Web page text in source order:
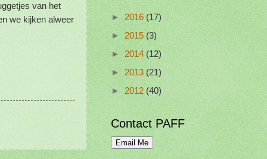
van het
we kijken alweer
► 2016 (17)
► 2015 (3)
► 2014 (12)
► 2013 (21)
► 2012 (40)
Contact PAFF